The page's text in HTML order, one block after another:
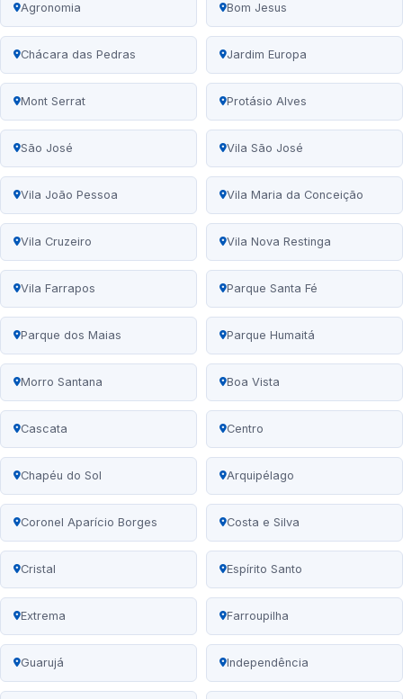
Agronomia Bom Jesus
Chácara das Pedras Jardim Europa
Mont Serrat Protásio Alves
São José Vila São José
Vila João Pessoa Vila Maria da Conceição
Vila Cruzeiro Vila Nova Restinga
Vila Farrapos Parque Santa Fé
Parque dos Maias Parque Humaitá
Morro Santana Boa Vista
Cascata Centro
Chapéu do Sol Arquipélago
Coronel Aparício Borges Costa e Silva
Cristal Espírito Santo
Extrema Farroupilha
Guarujá Independência